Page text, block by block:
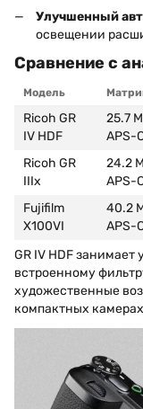
Улучшенный
освещении
Сравнение с
Модель
Ricoh GR
IV HDF
25.7
APS-
Ricoh GR
IIIx
24.2
APS-
Fujifilm
X100VI
40.2
APS-
GR IV HDF
встроенному
художественные
компактных